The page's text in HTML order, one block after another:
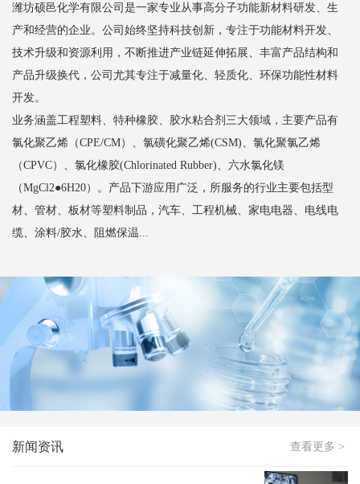
潍坊硕邑化学有限公司是一家专业从事高分子功能新材料研发、生
产和经营的企业。公司始终坚持科技创新，专注于功能材料开发、
技术升级和资源利用，不断推进产业链延伸拓展、丰富产品结构和
产品升级换代，公司尤其专注于减量化、轻质化、环保功能性材料
开发。
业务涵盖工程塑料、特种橡胶、胶水粘合剂三大领域，主要产品有
氯化聚乙烯（CPE/CM）、氯磺化聚乙烯(CSM)、氯化聚氯乙烯
（CPVC）、氯化橡胶(Chlorinated Rubber)、六水氯化镁
（MgCl2●6H20）。产品下游应用广泛，所服务的行业主要包括型
材、管材、板材等塑料制品，汽车、工程机械、家电电器、电线电
缆、涂料/胶水、阻燃保温...
新闻资讯 查看更多 >